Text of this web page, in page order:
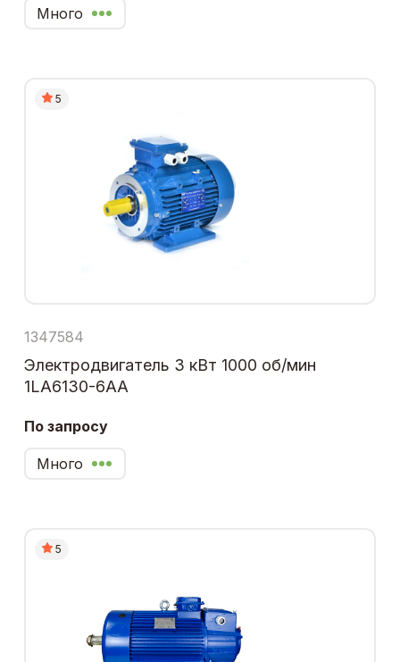
Много
5
1347584
Электродвигатель 3 кВт 1000 об/мин
1LA6130-6AA
По запросу
Много
5